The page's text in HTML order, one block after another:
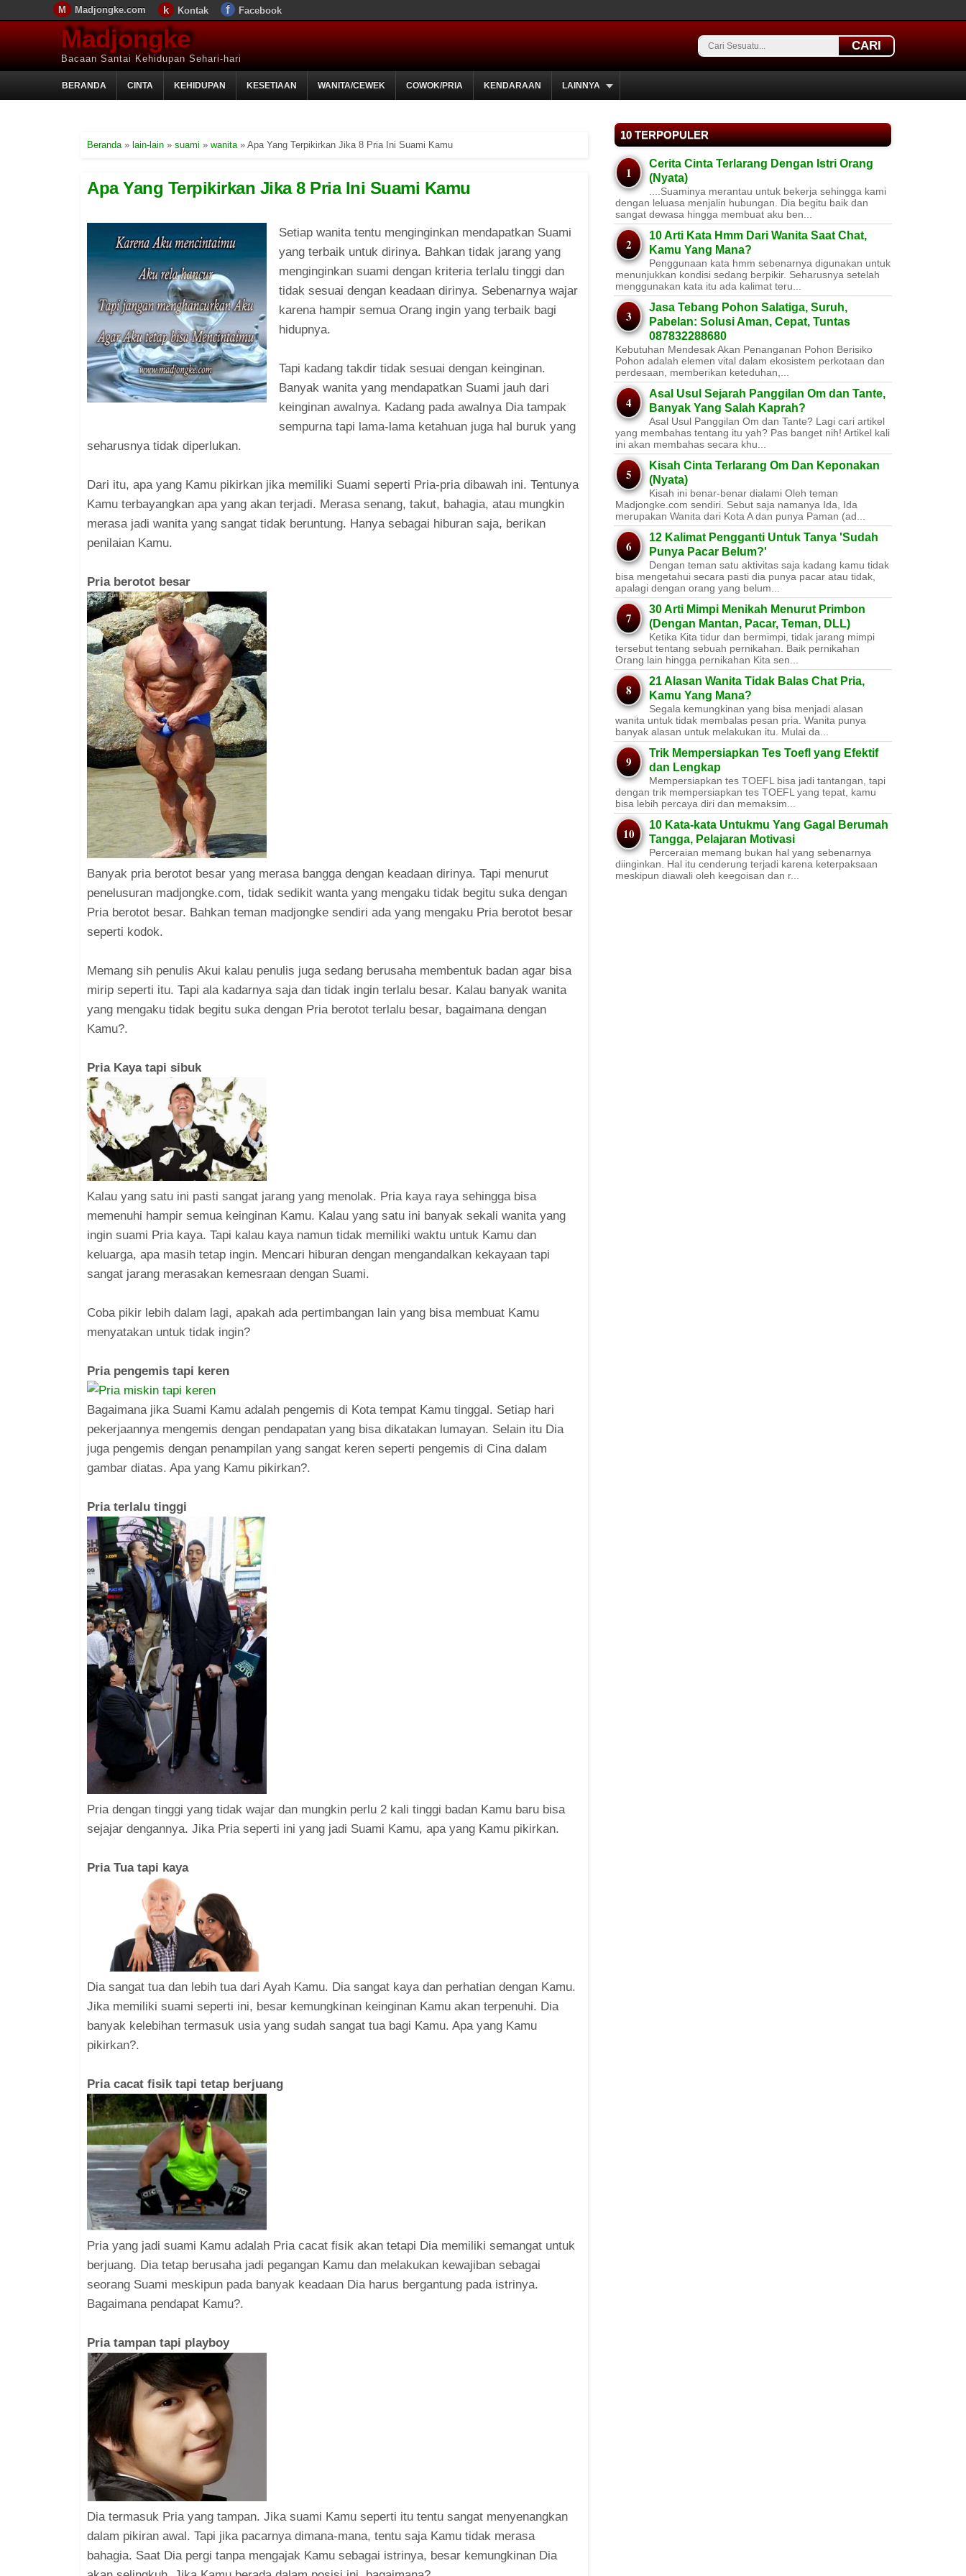
Madjongke.com Kontak Facebook
Madjongke
Bacaan Santai Kehidupan Sehari-hari
CARI
BERANDA CINTA KEHIDUPAN KESETIAAN WANITA/CEWEK COWOK/PRIA KENDARAAN LAINNYA
Beranda» lain-lain » suami » wanita» Apa Yang Terpikirkan Jika 8 Pria Ini Suami Kamu
Apa Yang Terpikirkan Jika 8 Pria Ini Suami Kamu
Setiap wanita tentu menginginkan mendapatkan Suami
yang terbaik untuk dirinya. Bahkan tidak jarang yang
menginginkan suami dengan kriteria terlalu tinggi dan
tidak sesuai dengan keadaan dirinya. Sebenarnya wajar
karena hampir semua Orang ingin yang terbaik bagi
hidupnya.
Tapi kadang takdir tidak sesuai dengan keinginan.
Banyak wanita yang mendapatkan Suami jauh dari
keinginan awalnya. Kadang pada awalnya Dia tampak
sempurna tapi lama-lama ketahuan juga hal buruk yang
seharusnya tidak diperlukan.
Dari itu, apa yang Kamu pikirkan jika memiliki Suami seperti Pria-pria dibawah ini. Tentunya
Kamu terbayangkan apa yang akan terjadi. Merasa senang, takut, bahagia, atau mungkin
merasa jadi wanita yang sangat tidak beruntung. Hanya sebagai hiburan saja, berikan
penilaian Kamu.
Pria berotot besar
Banyak pria berotot besar yang merasa bangga dengan keadaan dirinya. Tapi menurut
penelusuran madjongke.com, tidak sedikit wanta yang mengaku tidak begitu suka dengan
Pria berotot besar. Bahkan teman madjongke sendiri ada yang mengaku Pria berotot besar
seperti kodok.
Memang sih penulis Akui kalau penulis juga sedang berusaha membentuk badan agar bisa
mirip seperti itu. Tapi ala kadarnya saja dan tidak ingin terlalu besar. Kalau banyak wanita
yang mengaku tidak begitu suka dengan Pria berotot terlalu besar, bagaimana dengan
Kamu?.
Pria Kaya tapi sibuk
Kalau yang satu ini pasti sangat jarang yang menolak. Pria kaya raya sehingga bisa
memenuhi hampir semua keinginan Kamu. Kalau yang satu ini banyak sekali wanita yang
ingin suami Pria kaya. Tapi kalau kaya namun tidak memiliki waktu untuk Kamu dan
keluarga, apa masih tetap ingin. Mencari hiburan dengan mengandalkan kekayaan tapi
sangat jarang merasakan kemesraan dengan Suami.
Coba pikir lebih dalam lagi, apakah ada pertimbangan lain yang bisa membuat Kamu
menyatakan untuk tidak ingin?
Pria pengemis tapi keren
Bagaimana jika Suami Kamu adalah pengemis di Kota tempat Kamu tinggal. Setiap hari
pekerjaannya mengemis dengan pendapatan yang bisa dikatakan lumayan. Selain itu Dia
juga pengemis dengan penampilan yang sangat keren seperti pengemis di Cina dalam
gambar diatas. Apa yang Kamu pikirkan?.
Pria terlalu tinggi
Pria dengan tinggi yang tidak wajar dan mungkin perlu 2 kali tinggi badan Kamu baru bisa
sejajar dengannya. Jika Pria seperti ini yang jadi Suami Kamu, apa yang Kamu pikirkan.
Pria Tua tapi kaya
Dia sangat tua dan lebih tua dari Ayah Kamu. Dia sangat kaya dan perhatian dengan Kamu.
Jika memiliki suami seperti ini, besar kemungkinan keinginan Kamu akan terpenuhi. Dia
banyak kelebihan termasuk usia yang sudah sangat tua bagi Kamu. Apa yang Kamu
pikirkan?.
Pria cacat fisik tapi tetap berjuang
Pria yang jadi suami Kamu adalah Pria cacat fisik akan tetapi Dia memiliki semangat untuk
berjuang. Dia tetap berusaha jadi pegangan Kamu dan melakukan kewajiban sebagai
seorang Suami meskipun pada banyak keadaan Dia harus bergantung pada istrinya.
Bagaimana pendapat Kamu?.
Pria tampan tapi playboy
Dia termasuk Pria yang tampan. Jika suami Kamu seperti itu tentu sangat menyenangkan
dalam pikiran awal. Tapi jika pacarnya dimana-mana, tentu saja Kamu tidak merasa
bahagia. Saat Dia pergi tanpa mengajak Kamu sebagai istrinya, besar kemungkinan Dia
10 TERPOPULER
Cerita Cinta Terlarang Dengan Istri Orang
(Nyata)
....Suaminya merantau untuk bekerja sehingga kami
dengan leluasa menjalin hubungan. Dia begitu baik dan
sangat dewasa hingga membuat aku ben...
10 Arti Kata Hmm Dari Wanita Saat Chat,
Kamu Yang Mana?
Penggunaan kata hmm sebenarnya digunakan untuk
menunjukkan kondisi sedang berpikir. Seharusnya setelah
menggunakan kata itu ada kalimat teru...
Jasa Tebang Pohon Salatiga, Suruh,
Pabelan: Solusi Aman, Cepat, Tuntas
087832288680
Kebutuhan Mendesak Akan Penanganan Pohon Berisiko ​
Pohon adalah elemen vital dalam ekosistem perkotaan dan
perdesaan, memberikan keteduhan,...
Asal Usul Sejarah Panggilan Om dan Tante,
Banyak Yang Salah Kaprah?
Asal Usul Panggilan Om dan Tante? Lagi cari artikel
yang membahas tentang itu yah? Pas banget nih! Artikel kali
ini akan membahas secara khu...
Kisah Cinta Terlarang Om Dan Keponakan
(Nyata)
Kisah ini benar-benar dialami Oleh teman
Madjongke.com sendiri. Sebut saja namanya Ida, Ida
merupakan Wanita dari Kota A dan punya Paman (ad...
12 Kalimat Pengganti Untuk Tanya 'Sudah
Punya Pacar Belum?'
Dengan teman satu aktivitas saja kadang kamu tidak
bisa mengetahui secara pasti dia punya pacar atau tidak,
apalagi dengan orang yang belum...
30 Arti Mimpi Menikah Menurut Primbon
(Dengan Mantan, Pacar, Teman, DLL)
Ketika Kita tidur dan bermimpi, tidak jarang mimpi
tersebut tentang sebuah pernikahan. Baik pernikahan
Orang lain hingga pernikahan Kita sen...
21 Alasan Wanita Tidak Balas Chat Pria,
Kamu Yang Mana?
Segala kemungkinan yang bisa menjadi alasan
wanita untuk tidak membalas pesan pria. Wanita punya
banyak alasan untuk melakukan itu. Mulai da...
Trik Mempersiapkan Tes Toefl yang Efektif
dan Lengkap
Mempersiapkan tes TOEFL bisa jadi tantangan, tapi
dengan trik mempersiapkan tes TOEFL yang tepat, kamu
bisa lebih percaya diri dan memaksim...
10 Kata-kata Untukmu Yang Gagal Berumah
Tangga, Pelajaran Motivasi
Perceraian memang bukan hal yang sebenarnya
diinginkan. Hal itu cenderung terjadi karena keterpaksaan
meskipun diawali oleh keegoisan dan r...